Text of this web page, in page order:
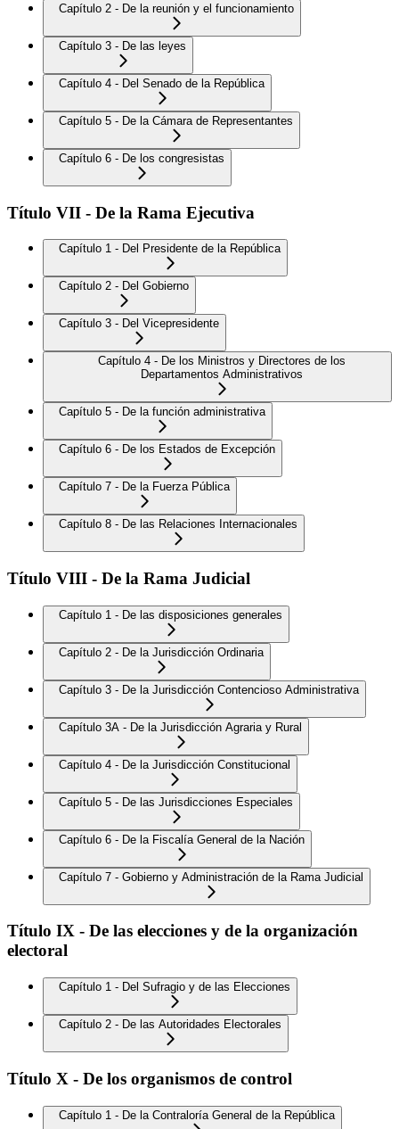
Capítulo 2 - De la reunión y el funcionamiento
Capítulo 3 - De las leyes
Capítulo 4 - Del Senado de la República
Capítulo 5 - De la Cámara de Representantes
Capítulo 6 - De los congresistas
Título VII - De la Rama Ejecutiva
Capítulo 1 - Del Presidente de la República
Capítulo 2 - Del Gobierno
Capítulo 3 - Del Vicepresidente
Capítulo 4 - De los Ministros y Directores de los
Departamentos Administrativos
Capítulo 5 - De la función administrativa
Capítulo 6 - De los Estados de Excepción
Capítulo 7 - De la Fuerza Pública
Capítulo 8 - De las Relaciones Internacionales
Título VIII - De la Rama Judicial
Capítulo 1 - De las disposiciones generales
Capítulo 2 - De la Jurisdicción Ordinaria
Capítulo 3 - De la Jurisdicción Contencioso Administrativa
Capítulo 3A - De la Jurisdicción Agraria y Rural
Capítulo 4 - De la Jurisdicción Constitucional
Capítulo 5 - De las Jurisdicciones Especiales
Capítulo 6 - De la Fiscalía General de la Nación
Capítulo 7 - Gobierno y Administración de la Rama Judicial
Título IX - De las elecciones y de la organización
electoral
Capítulo 1 - Del Sufragio y de las Elecciones
Capítulo 2 - De las Autoridades Electorales
Título X - De los organismos de control
Capítulo 1 - De la Contraloría General de la República